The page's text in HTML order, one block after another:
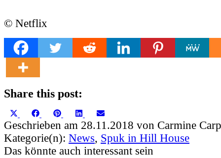
© Netflix
Share this post:
Share
on
(Twitter)
Share
on
FacebookShare
on
Pinterest Share
on
LinkedInShare
on
Geschrieben am 28.11.2018 von Carmine
Kategorie(n): News, Spuk in Hill House
Das könnte auch interessant sein